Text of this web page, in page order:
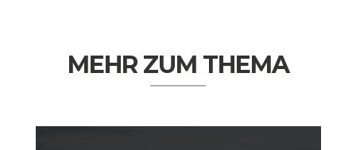
MEHR ZUM THEMA